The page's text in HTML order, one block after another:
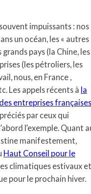
impuissants : nos
un océan, les « autres
pays (la Chine, les
(les pétroliers, les
nous, en France ,
Les appels récents à la
entreprises françaises
par ceux qui
l’exemple. Quant
manifestement,
Haut Conseil pour le
climatiques estivaux
pour le prochain hiver.